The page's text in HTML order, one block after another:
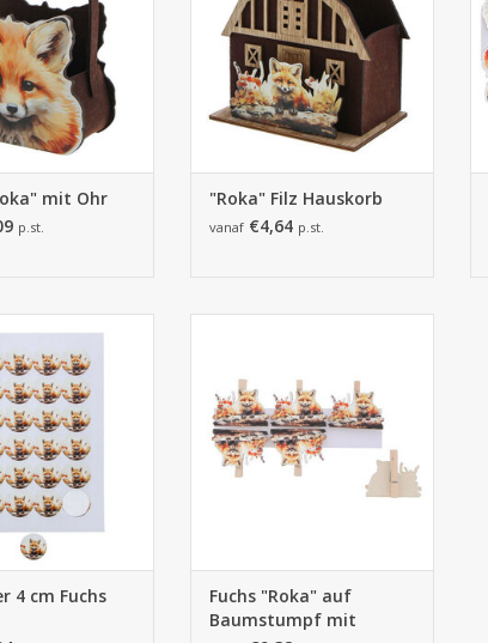
mit Ohr
p.st.
"Roka" Filz Hauskorb
vanaf €4,64 p.st.
HINZUFÜGEN
4 cm Fuchs
ZUM WARENKORB HINZUFÜGEN
Fuchs "Roka" auf
Baumstumpf mit